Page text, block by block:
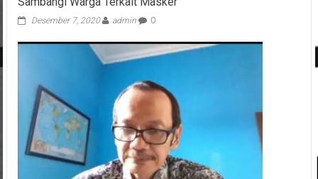
Desember 7, 2020 admin 0